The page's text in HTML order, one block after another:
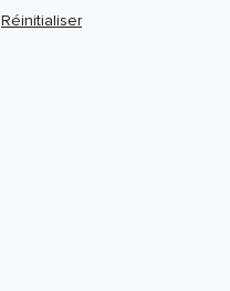
eCommerce
Réinitialiser